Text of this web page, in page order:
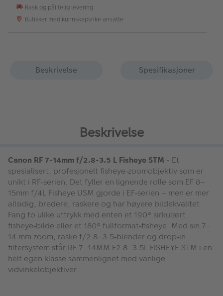
Rask og pålitelig levering
Butikker med kunnskapsrike ansatte
Beskrivelse Spesifikasjoner
Beskrivelse
Canon RF 7-14mm f/2.8-3.5 L Fisheye STM - Et
spesialisert, profesjonelt fisheye‑zoomobjektiv som er
unikt i RF‑serien. Det fyller en lignende rolle som EF 8–
15mm f/4L Fisheye USM gjorde i EF‑serien – men er mer
allsidig, bredere, raskere og har høyere bildekvalitet.
Fang to ulike uttrykk med enten et 190° sirkulært
fisheye‑bilde eller et 180° fullformat‑fisheye. Med sin 7–
14 mm zoom, raske f/2.8–3.5‑blender og drop‑in
filtersystem står RF 7–14MM F2.8–3.5L FISHEYE STM i en
helt egen klasse sammenlignet med vanlige
vidvinkelobjektiver.